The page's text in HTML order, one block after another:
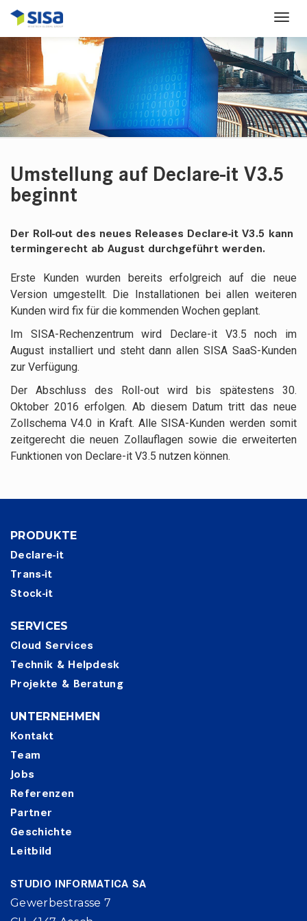
Umstellung auf Declare-it V3.5
beginnt
Der Roll-out des neues Releases Declare-it V3.5 kann
termingerecht ab August durchgeführt werden.
Erste Kunden wurden bereits erfolgreich auf die neue
Version umgestellt. Die Installationen bei allen weiteren
Kunden wird fix für die kommenden Wochen geplant.
Im SISA-Rechenzentrum wird Declare-it V3.5 noch im
August installiert und steht dann allen SISA SaaS-Kunden
zur Verfügung.
Der Abschluss des Roll-out wird bis spätestens 30.
Oktober 2016 erfolgen. Ab diesem Datum tritt das neue
Zollschema V4.0 in Kraft. Alle SISA-Kunden werden somit
zeitgerecht die neuen Zollauflagen sowie die erweiterten
Funktionen von Declare-it V3.5 nutzen können.
PRODUKTE
Declare-it
Trans-it
Stock-it
SERVICES
Cloud Services
Technik & Helpdesk
Projekte & Beratung
UNTERNEHMEN
Kontakt
Team
Jobs
Referenzen
Partner
Geschichte
Leitbild
STUDIO INFORMATICA SA
Gewerbestrasse 7